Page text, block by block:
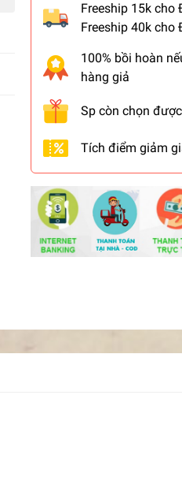
Freeship 15k cho
Freeship 40k cho
100% bồi hoàn
hàng giả
Sp còn chọn
Tích điểm giảm